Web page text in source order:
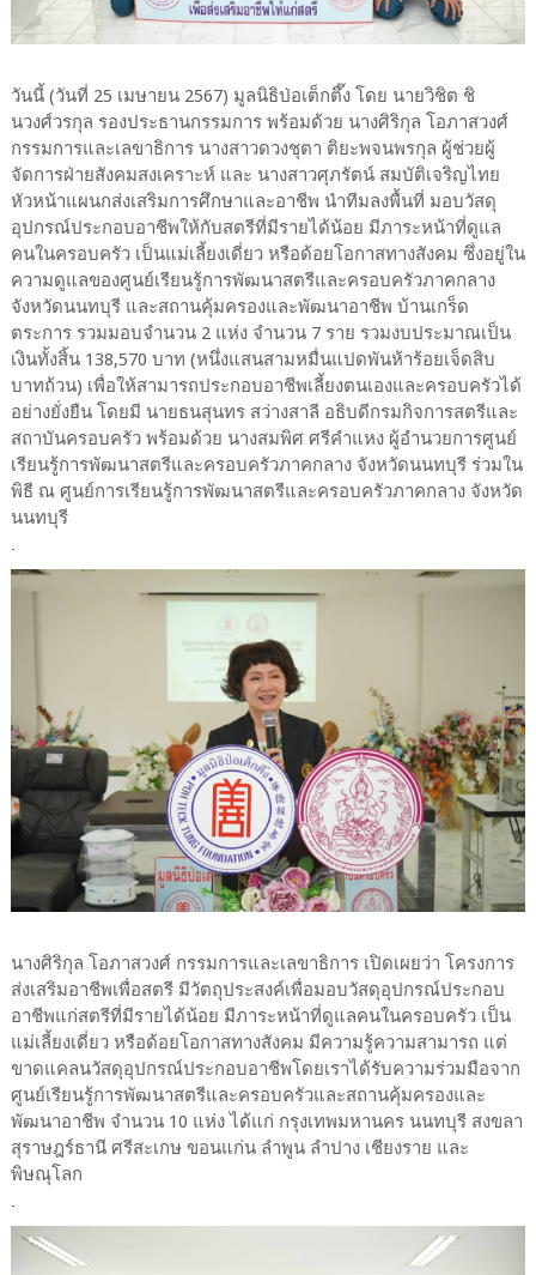
วันนี้ (วันที่ 25 เมษายน 2567) มูลนิธิป่อเต็กตึ๊ง โดย นายวิชิต ชิ
นวงศ์วรกุล รองประธานกรรมการ พร้อมด้วย นางศิริกุล โอภาสวงศ์
กรรมการและเลขาธิการ นางสาวดวงชุตา ติยะพจนพรกุล ผู้ช่วยผู้
จัดการฝ่ายสังคมสงเคราะห์ และ นางสาวศุภรัตน์ สมบัติเจริญไทย
หัวหน้าแผนกส่งเสริมการศึกษาและอาชีพ นำทีมลงพื้นที่ มอบวัสดุ
อุปกรณ์ประกอบอาชีพให้กับสตรีที่มีรายได้น้อย มีภาระหน้าที่ดูแล
คนในครอบครัว เป็นแม่เลี้ยงเดี่ยว หรือด้อยโอกาสทางสังคม ซึ่งอยู่ใน
ความดูแลของศูนย์เรียนรู้การพัฒนาสตรีและครอบครัวภาคกลาง
จังหวัดนนทบุรี และสถานคุ้มครองและพัฒนาอาชีพ บ้านเกร็ด
ตระการ รวมมอบจำนวน 2 แห่ง จำนวน 7 ราย รวมงบประมาณเป็น
เงินทั้งสิ้น 138,570 บาท (หนึ่งแสนสามหมื่นแปดพันห้าร้อยเจ็ดสิบ
บาทถ้วน) เพื่อให้สามารถประกอบอาชีพเลี้ยงตนเองและครอบครัวได้
อย่างยั่งยืน โดยมี นายธนสุนทร สว่างสาลี อธิบดีกรมกิจการสตรีและ
สถาบันครอบครัว พร้อมด้วย นางสมพิศ ศรีคำแหง ผู้อำนวยการศูนย์
เรียนรู้การพัฒนาสตรีและครอบครัวภาคกลาง จังหวัดนนทบุรี ร่วมใน
พิธี ณ ศูนย์การเรียนรู้การพัฒนาสตรีและครอบครัวภาคกลาง จังหวัด
นนทบุรี
นางศิริกุล โอภาสวงศ์ กรรมการและเลขาธิการ เปิดเผยว่า โครงการ
ส่งเสริมอาชีพเพื่อสตรี มีวัตถุประสงค์เพื่อมอบวัสดุอุปกรณ์ประกอบ
อาชีพแก่สตรีที่มีรายได้น้อย มีภาระหน้าที่ดูแลคนในครอบครัว เป็น
แม่เลี้ยงเดี่ยว หรือด้อยโอกาสทางสังคม มีความรู้ความสามารถ แต่
ขาดแคลนวัสดุอุปกรณ์ประกอบอาชีพโดยเราได้รับความร่วมมือจาก
ศูนย์เรียนรู้การพัฒนาสตรีและครอบครัวและสถานคุ้มครองและ
พัฒนาอาชีพ จำนวน 10 แห่ง ได้แก่ กรุงเทพมหานคร นนทบุรี สงขลา
สุราษฎร์ธานี ศรีสะเกษ ขอนแก่น ลำพูน ลำปาง เชียงราย และ
พิษณุโลก
.